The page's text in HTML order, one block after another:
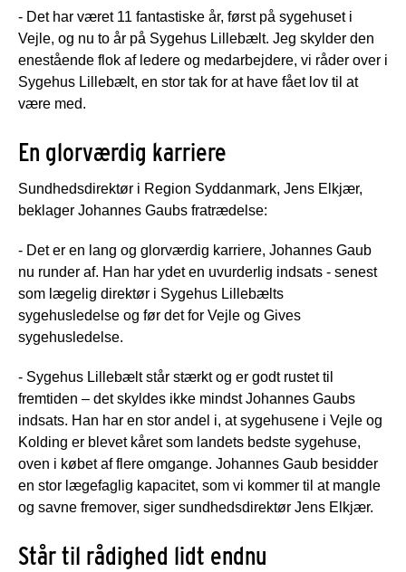
- Det har været 11 fantastiske år, først på sygehuset i
Vejle, og nu to år på Sygehus Lillebælt. Jeg skylder den
enestående flok af ledere og medarbejdere, vi råder over i
Sygehus Lillebælt, en stor tak for at have fået lov til at
være med.
En glorværdig karriere
Sundhedsdirektør i Region Syddanmark, Jens Elkjær,
beklager Johannes Gaubs fratrædelse:
- Det er en lang og glorværdig karriere, Johannes Gaub
nu runder af. Han har ydet en uvurderlig indsats - senest
som lægelig direktør i Sygehus Lillebælts
sygehusledelse og før det for Vejle og Gives
sygehusledelse.
- Sygehus Lillebælt står stærkt og er godt rustet til
fremtiden – det skyldes ikke mindst Johannes Gaubs
indsats. Han har en stor andel i, at sygehusene i Vejle og
Kolding er blevet kåret som landets bedste sygehuse,
oven i købet af flere omgange. Johannes Gaub besidder
en stor lægefaglig kapacitet, som vi kommer til at mangle
og savne fremover, siger sundhedsdirektør Jens Elkjær.
Står til rådighed lidt endnu